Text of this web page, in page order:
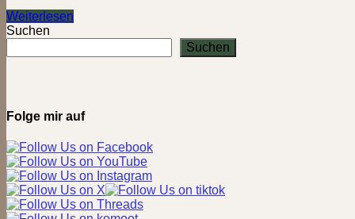
Tandemflug
in
am
Weiterlesen
Suchen
Suchen
Folge mir auf